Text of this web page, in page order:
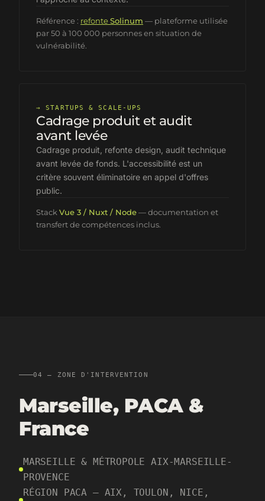
Référence : refonteSolinum — plateforme utilisée
par 50 à 100 000 personnes en situation de
vulnérabilité.
→STARTUPS & SCALE-UPS
Cadrage produit et audit
avant levée
Cadrage produit, refonte design, audit technique
avant levée de fonds. L'accessibilité est un
critère souvent éliminatoire en appel d'offres
public.
Stack Vue 3 / Nuxt / Node— documentation et
transfert de compétences inclus.
04 — ZONE D'INTERVENTION
Marseille, PACA&
France
MARSEILLE & MÉTROPOLE AIX-MARSEILLE-
PROVENCE
RÉGION PACA — AIX, TOULON, NICE,